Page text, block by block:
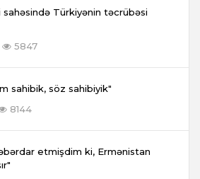
Türkiyənin təcrübəsi
5847
sahibik, söz sahibiyik"
8144
etmişdim ki, Ermənistan